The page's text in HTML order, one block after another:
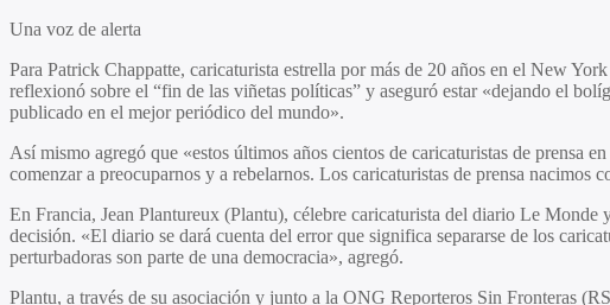
Una voz de alerta
Para Patrick Chappatte, caricaturista estrella por más de 20 años en el New
reflexionó sobre el “fin de las viñetas políticas” y aseguró estar «dejando el
publicado en el mejor periódico del mundo».
Así mismo agregó que «estos últimos años cientos de caricaturistas de prensa
comenzar a preocuparnos y a rebelarnos. Los caricaturistas de prensa nacimos
En Francia, Jean Plantureux (Plantu), célebre caricaturista del diario Le
decisión. «El diario se dará cuenta del error que significa separarse de los
perturbadoras son parte de una democracia», agregó.
Plantu, a través de su asociación y junto a la ONG Reporteros Sin Fronteras